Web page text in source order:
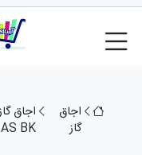
اجاق
گاز
AS BK